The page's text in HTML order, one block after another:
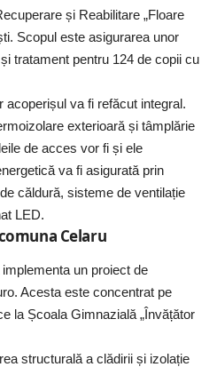
și Reabilitare „Floare
Scopul este asigurarea unor
tratament pentru 124 de copii cu
acoperișul va fi refăcut integral.
exterioară și tâmplărie
de acces vor fi și ele
va fi asigurată prin
căldură, sisteme de ventilație
LED.
Celaru
un proiect de
Acesta este concentrat pe
la Școala Gimnazială „Învățător
structurală a clădirii și izolație